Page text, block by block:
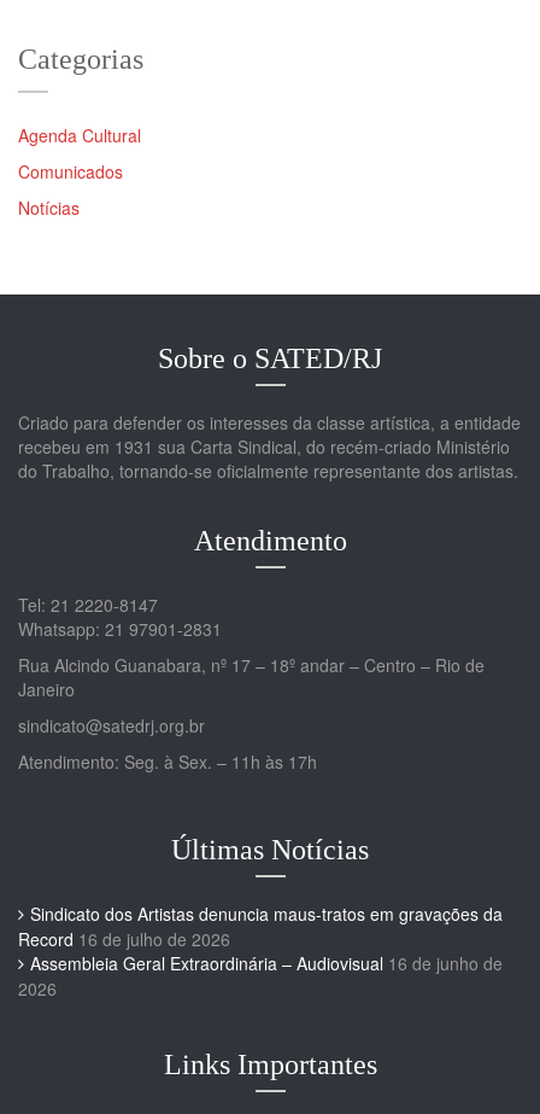
Categorias
Agenda Cultural
Comunicados
Notícias
Sobre o SATED/RJ
Criado para defender os interesses da classe artística, a entidade
recebeu em 1931 sua Carta Sindical, do recém-criado Ministério
do Trabalho, tornando-se oficialmente representante dos artistas.
Atendimento
Tel: 21 2220-8147
Whatsapp: 21 97901-2831
Rua Alcindo Guanabara, nº 17 – 18º andar – Centro – Rio de
Janeiro
sindicato@satedrj.org.br
Atendimento: Seg. à Sex. – 11h às 17h
Últimas Notícias
Sindicato dos Artistas denuncia maus-tratos em gravações da
Record 16 de julho de 2026
Assembleia Geral Extraordinária – Audiovisual 16 de junho de
2026
Links Importantes